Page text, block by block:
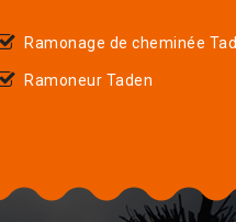
Ramonage de cheminée
Ramoneur Taden